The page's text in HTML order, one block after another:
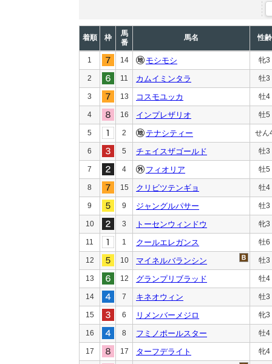
着順 枠
馬
番
馬名 性齢
1 14 モシモシ 牝3
2 11 カムイミンタラ 牡3
3 13 コスモユッカ 牡4
4 16 インプレザリオ 牡5
5 2 テナシティー せん
6 5 チェイスザゴールド 牡3
7 4 フィオリア 牡5
8 15 クリビツテンギョ 牡4
9 9 ジャングルパサー 牡3
10 3 トーセンウィンドウ 牝3
11 1 クールエレガンス 牡6
12 10 マイネルバランシン 牡3
13 12 グランプリブラッド 牡4
14 7 キネオウィン 牡3
15 6 リメンバーメジロ 牝3
16 8 フミノポールスター 牡4
17 17 ターフデライト 牝4